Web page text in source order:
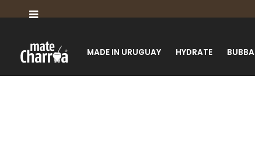
MADE IN URUGUAY HYDRATE BUBBA
